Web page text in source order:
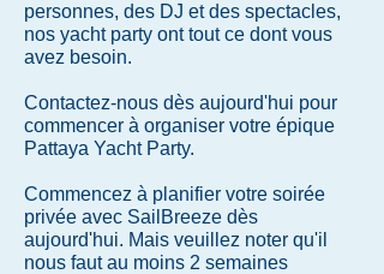
personnes, des DJ et des spectacles,
nos yacht party ont tout ce dont vous
avez besoin.
Contactez-nous dès aujourd'hui pour
commencer à organiser votre épique
Pattaya Yacht Party.
Commencez à planifier votre soirée
privée avec SailBreeze dès
aujourd'hui. Mais veuillez noter qu'il
nous faut au moins 2 semaines